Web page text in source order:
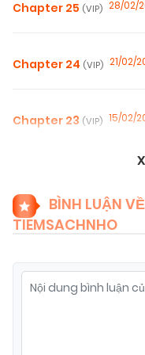
Chapter 25 (VIP) 28/02/
Chapter 24 (VIP) 21/02/
Chapter 23 (VIP) 15/02/
Chapter 21 (VIP) 03/02/
Chapter 20(VIP) 25/01/
BÌNH LUẬN
TIEMSACHNHO